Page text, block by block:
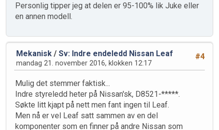
Personlig tipper jeg at delen er 95-100% lik Juke eller
en annen modell.
#4
Mekanisk / Sv: Indre endeledd Nissan Leaf
mandag 21. november 2016, klokken 12:17
Mulig det stemmer faktisk...
Indre styreledd heter på Nissan'sk, D8521-*****.
Søkte litt kjapt på nett men fant ingen til Leaf.
Men nå er vel Leaf satt sammen av en del
komponenter som en finner på andre Nissan som